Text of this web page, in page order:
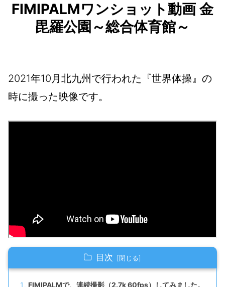
FIMIPALMワンショット動画 金
毘羅公園～総合体育館～
2021年10月北九州で行われた『世界体操』の
時に撮った映像です。
目次
FIMIPALMで、連続撮影（2.7k 60fps）してみました。